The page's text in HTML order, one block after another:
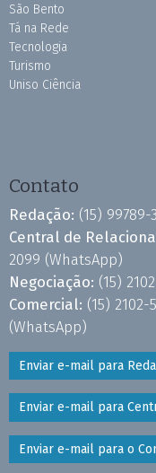
São Bento
Tá na Rede
Tecnologia
Turismo
Uniso Ciência
Contato
Redação: (15) 99789-
Central de
2099 (WhatsApp)
Negociação: (15)
Comercial: (15)
(WhatsApp)
Enviar e-mail para
Enviar e-mail para
Enviar e-mail para o